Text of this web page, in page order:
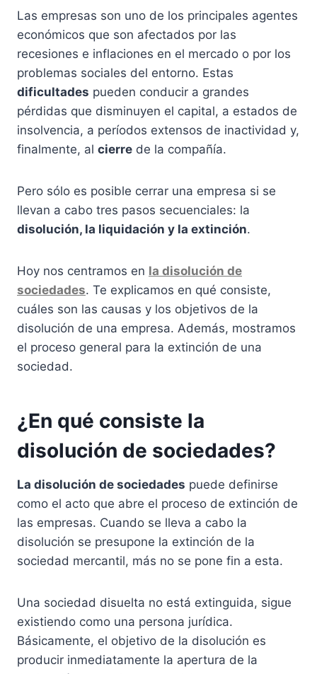
Las empresas son uno de los principales agentes
económicos que son afectados por las
recesiones e inflaciones en el mercado o por los
problemas sociales del entorno. Estas
dificultades pueden conducir a grandes
pérdidas que disminuyen el capital, a estados de
insolvencia, a períodos extensos de inactividad y,
finalmente, al cierre de la compañía.
Pero sólo es posible cerrar una empresa si se
llevan a cabo tres pasos secuenciales: la
disolución, la liquidación y la extinción.
Hoy nos centramos en la disolución de
sociedades. Te explicamos en qué consiste,
cuáles son las causas y los objetivos de la
disolución de una empresa. Además, mostramos
el proceso general para la extinción de una
sociedad.
¿En qué consiste la
disolución de sociedades?
La disolución de sociedades puede definirse
como el acto que abre el proceso de extinción de
las empresas. Cuando se lleva a cabo la
disolución se presupone la extinción de la
sociedad mercantil, más no se pone fin a esta.
Una sociedad disuelta no está extinguida, sigue
existiendo como una persona jurídica.
Básicamente, el objetivo de la disolución es
producir inmediatamente la apertura de la